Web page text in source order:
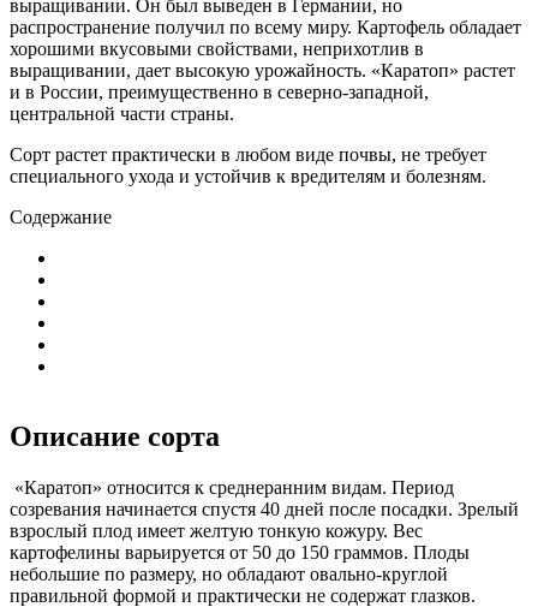
выращивании. Он был выведен в Германии, но
распространение получил по всему миру. Картофель обладает
хорошими вкусовыми свойствами, неприхотлив в
выращивании, дает высокую урожайность. «Каратоп» растет
и в России, преимущественно в северно-западной,
центральной части страны.
Сорт растет практически в любом виде почвы, не требует
специального ухода и устойчив к вредителям и болезням.
Содержание
Описание сорта
«Каратоп» относится к среднеранним видам. Период
созревания начинается спустя 40 дней после посадки. Зрелый
взрослый плод имеет желтую тонкую кожуру. Вес
картофелины варьируется от 50 до 150 граммов. Плоды
небольшие по размеру, но обладают овально-круглой
правильной формой и практически не содержат глазков.